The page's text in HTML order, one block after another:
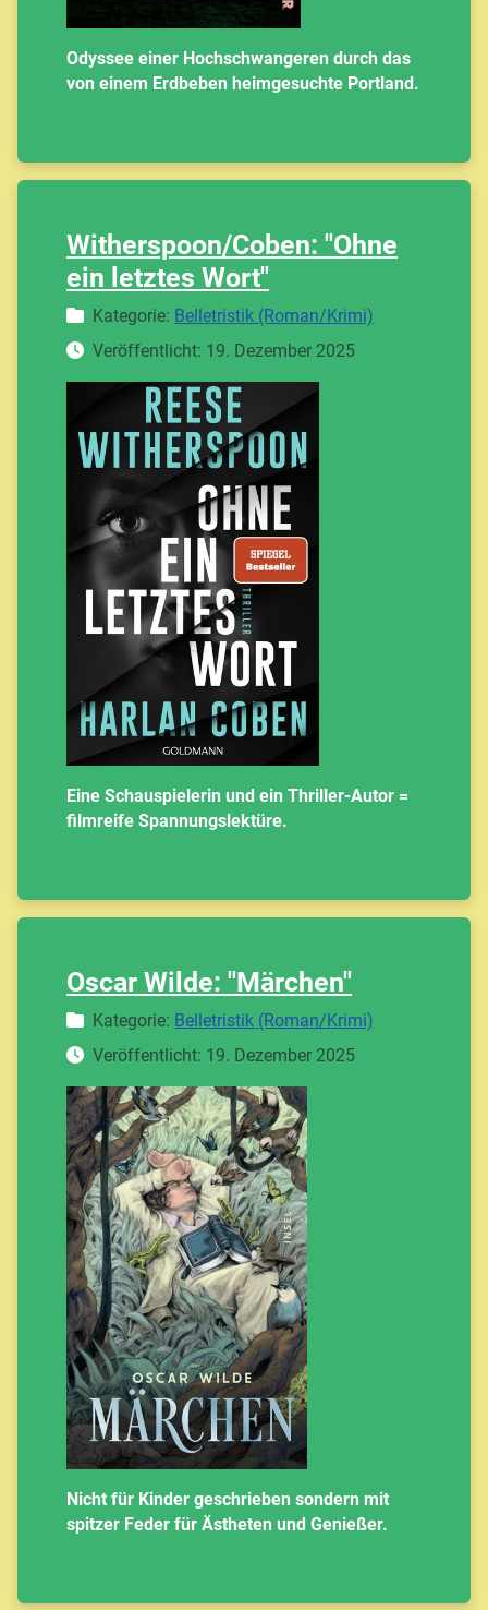
Odyssee einer Hochschwangeren durch das
von einem Erdbeben heimgesuchte Portland.
Witherspoon/Coben: "Ohne
ein letztes Wort"
DetailsKategorie: Belletristik (Roman/Krimi)
Veröffentlicht: 19. Dezember 2025
Eine Schauspielerin und ein Thriller-Autor =
filmreife Spannungslektüre.
Oscar Wilde: "Märchen"
DetailsKategorie: Belletristik (Roman/Krimi)
Veröffentlicht: 19. Dezember 2025
Nicht für Kinder geschrieben sondern mit
spitzer Feder für Ästheten und Genießer.